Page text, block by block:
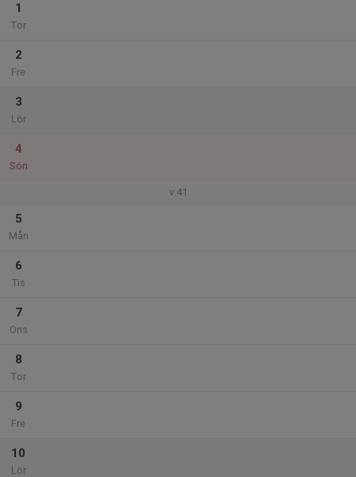
1
Tor
2
Fre
3
Lör
4
Sön
v.41
5
Mån
6
Tis
7
Ons
8
Tor
9
Fre
10
Lör